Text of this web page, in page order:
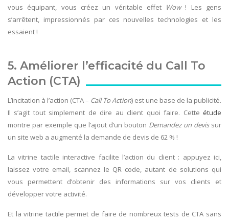
vous équipant, vous créez un véritable effet Wow! Les gens
s’arrêtent, impressionnés par ces nouvelles technologies et les
essaient !
5. Améliorer l’efficacité du Call To
Action (CTA)
L’incitation à l’action (CTA – Call To Action) est une base de la publicité.
Il s’agit tout simplement de dire au client quoi faire. Cette étude
montre par exemple que l’ajout d’un bouton Demandez un devissur
un site web a augmenté la demande de devis de 62 % !
La vitrine tactile interactive facilite l’action du client : appuyez ici,
laissez votre email, scannez le QR code, autant de solutions qui
vous permettent d’obtenir des informations sur vos clients et
développer votre activité.
Et la vitrine tactile permet de faire de nombreux tests de CTA sans